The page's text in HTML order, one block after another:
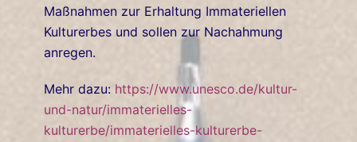
Maßnahmen zur Erhaltung Immateriellen
Kulturerbes und sollen zur Nachahmung
anregen.
Mehr dazu: https://www.unesco.de/kultur-
und-natur/immaterielles-
kulturerbe/immaterielles-kulturerbe-